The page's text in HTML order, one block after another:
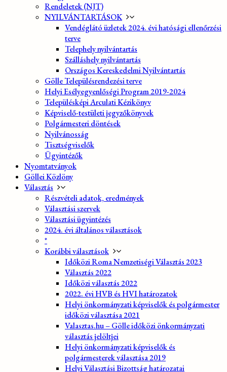
Rendeletek (NJT)
NYILVÁNTARTÁSOK
Vendéglátó üzletek 2024. évi hatósági ellenőrzési
terve
Telephely nyilvántartás
Szálláshely nyilvántartás
Országos Kereskedelmi Nyilvántartás
Gölle Településrendezési terve
Helyi Esélyegyenlőségi Program 2019-2024
Településképi Arculati Kézikönyv
Képviselő-testületi jegyzőkönyvek
Polgármesteri döntések
Nyilvánosság
Tisztségviselők
Ügyintézők
Nyomtatványok
Göllei Közlöny
Választás
Részvételi adatok, eredmények
Választási szervek
Választási ügyintézés
2024. évi általános választások
*
Korábbi választások
Időközi Roma Nemzetiségi Választás 2023
Választás 2022
Időközi választás 2022
2022. évi HVB és HVI határozatok
Helyi önkormányzati képviselők és polgármester
időközi választása 2021
Valasztas.hu – Gölle időközi önkormányzati
választás jelöltjei
Helyi önkormányzati képviselők és
polgármesterek választása 2019
Helyi Választási Bizottság határozatai